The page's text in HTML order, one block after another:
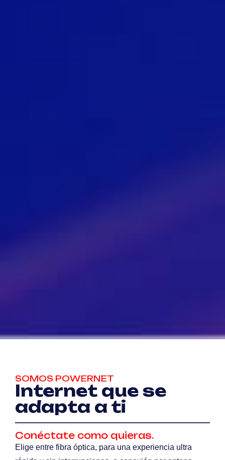
SOMOS POWERNET
Internet que se
adapta a ti
Conéctate como quieras.
Elige entre fibra óptica, para una experiencia ultra